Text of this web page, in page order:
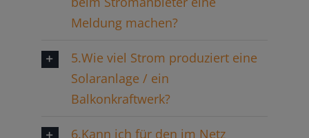
Meldung machen?
5.Wie viel Strom produziert eine
Solaranlage / ein
Balkonkraftwerk?
6.Kann ich für den im Netz